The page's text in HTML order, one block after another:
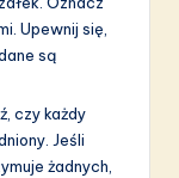
Upewnij się,
są
czy każdy
Jeśli
żadnych,